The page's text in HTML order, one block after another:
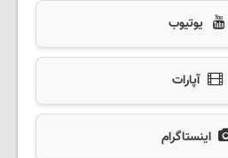
یوتیوب
آپارات
اینستاگرام